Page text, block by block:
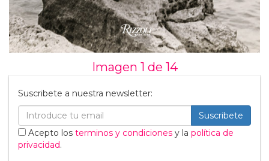
Imagen 1 de 14
Suscribete a nuestra newsletter:
Suscribete
Acepto los terminos y condiciones y la política de
privacidad.